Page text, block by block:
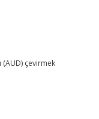
(AUD) çevirmek